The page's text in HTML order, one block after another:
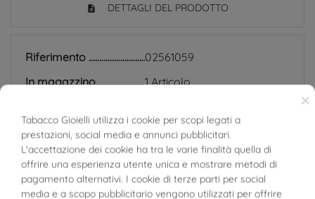
DETTAGLI DEL PRODOTTO
Riferimento
02561059
In magazzino
1 Articolo
SCHEDA TECNICA
Peso 6.30 g
Larghezza 9.00 mm
×
Tabacco Gioielli utilizza i cookie per scopi legati a
prestazioni, social media e annunci pubblicitari.
L'accettazione dei cookie ha tra le varie finalità quella di
offrire una esperienza utente unica e mostrare metodi di
pagamento alternativi. I cookie di terze parti per social
media e a scopo pubblicitario vengono utilizzati per offrire